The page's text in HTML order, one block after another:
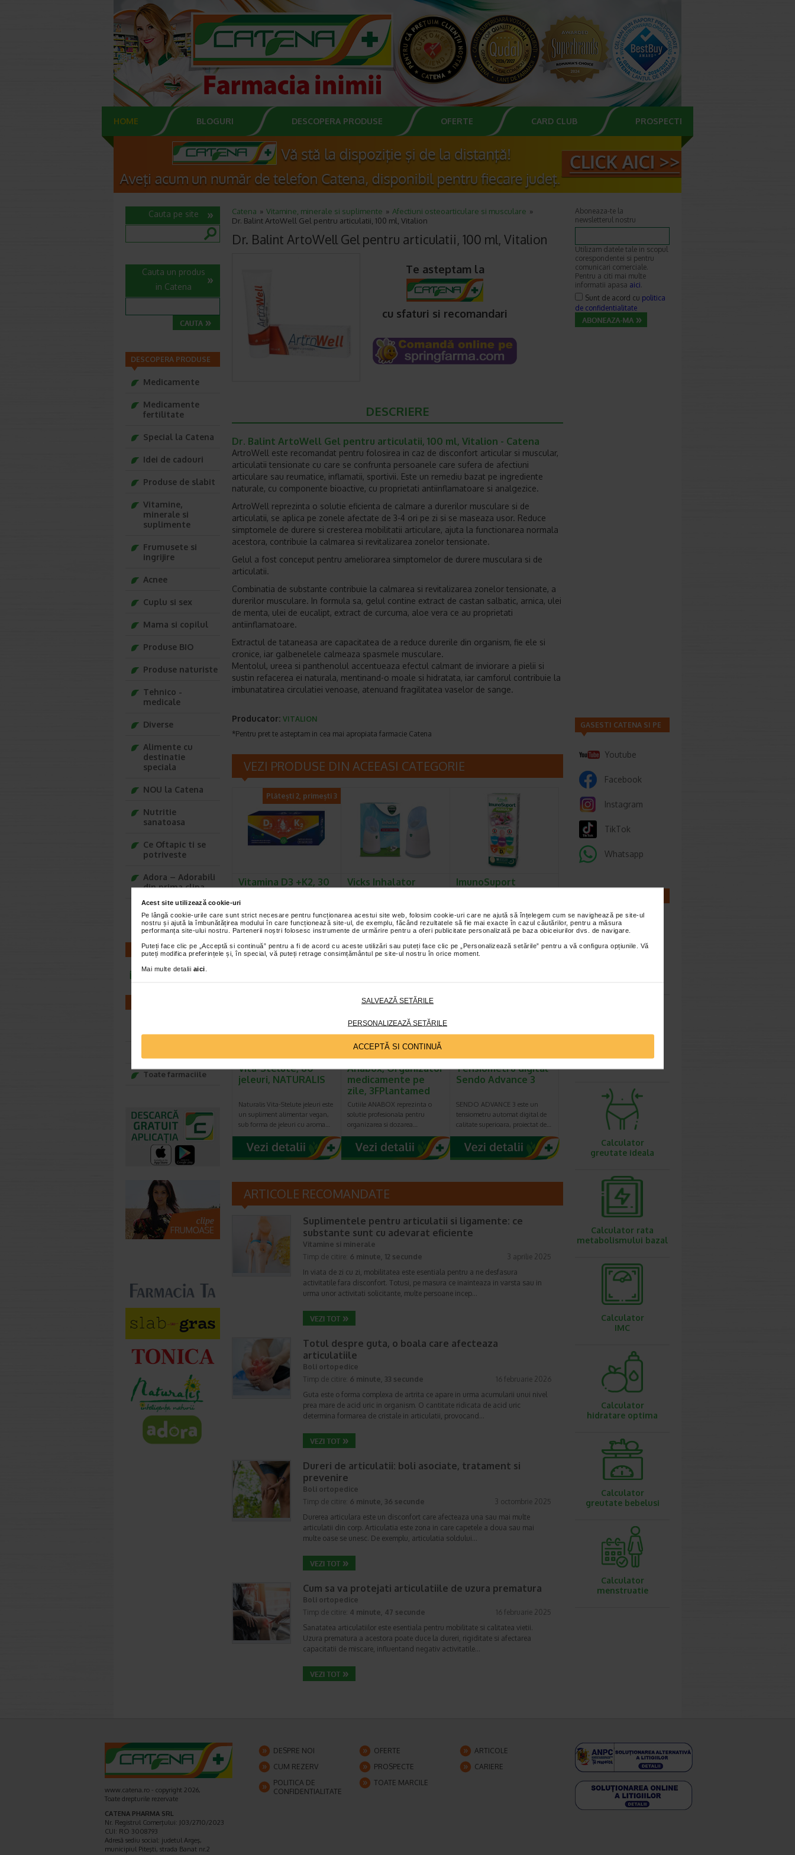
Acest site utilizează cookie-uri
Pe lângă cookie-urile care sunt strict necesare pentru funcționarea acestui site web, folosim cookie-uri care ne ajută să înțelegem cum se navighează pe site-ul
nostru și ajută la îmbunătățirea modului în care funcționează site-ul, de exemplu, făcând rezultatele să fie mai exacte în cazul căutărilor, pentru a măsura
performanța site-ului nostru. Partenerii noștri folosesc instrumente de urmărire pentru a oferi publicitate personalizată pe baza obiceiurilor dvs. de navigare.
Puteți face clic pe „Acceptă si continuă” pentru a fi de acord cu aceste utilizări sau puteți face clic pe „Personalizează setările” pentru a vă configura opțiunile. Vă
puteți modifica preferințele și, în special, vă puteți retrage consimțământul pe site-ul nostru în orice moment.
Mai multe detalii aici
SALVEAZĂ SETĂRILE
PERSONALIZEAZĂ SETĂRILE
ACCEPTĂ SI CONTINUĂ
HOME BLOGURI DESCOPERA PRODUSE OFERTE CARD CLUB PROSPECTE
Catena Vitamine, minerale si suplimente
Afectiuni osteoarticulare si musculare
Dr. Balint ArtoWell Gel pentru articulatii, 100 ml, Vitalion
Dr. Balint ArtoWell Gel pentru articulatii, 100 ml, Vitalion
Te asteptam la
cu sfaturi si recomandari
DESCRIERE
Dr. Balint ArtoWell Gel pentru articulatii, 100 ml, Vitalion - Catena
ArtroWell este recomandat pentru folosirea in caz de disconfort articular si muscular,
articulatii tensionate cu care se confrunta persoanele care sufera de afectiuni
articulare sau reumatice, inflamatii, sportivii. Este un remediu bazat pe ingrediente
naturale, cu componente bioactive, cu proprietati antiinflamatoare si analgezice.
ArtroWell reprezinta o solutie eficienta de calmare a durerilor musculare si de
articulatii, se aplica pe zonele afectate de 3-4 ori pe zi si se maseaza usor. Reduce
simptomele de durere si cresterea mobilitatii articulare, ajuta la functionarea normala
acestora, contribuie la calmarea si revitalizarea zonelor tensionate.
Gelul a fost conceput pentru ameliorarea simptomelor de durere musculara si de
articulatii.
Combinatia de substante contribuie la calmarea si revitalizarea zonelor tensionate, a
durerilor musculare. In formula sa, gelul contine extract de castan salbatic, arnica, ulei
de menta, ulei de eucalipt, extract de curcuma, aloe vera ce au proprietati
antiinflamatoare.
Extractul de tataneasa are capacitatea de a reduce durerile din organism, fie ele si
cronice, iar galbenelele calmeaza spasmele musculare.
Mentolul, ureea si panthenolul accentueaza efectul calmant de inviorare a pielii si
sustin refacerea ei naturala, mentinand-o moale si hidratata, iar camforul contribuie la
imbunatatirea circulatiei venoase, atenuand fragilitatea vaselor de sange.
Producator: VITALION
*Pentru pret te asteptam in cea mai apropiata farmacie Catena
VEZI PRODUSE DIN ACEEASI CATEGORIE
Plătești 2, primești 3
Vitamina D3 +K2, 30
NATURALIS
Naturalis Vitamina D3 + K2 este
un supliment alimentar care
Vicks Inhalator
Vicks Inhalator portabil cu abur
cald. Ideal pentru
ImunoSuport
Naturalis ImunoSuport Manuka
este un supliment alimentar sub
Vita-Stelute, 60
jeleuri, NATURALIS
Naturalis Vita-Stelute jeleuri este
un supliment alimentar vegan,
sub forma de jeleuri cu aroma…
Anabox, Organizator
medicamente pe
zile, 3FPlantamed
Cutiile ANABOX reprezinta o
solutie profesionala pentru
organizarea si dozarea…
Tensiometru digital
Sendo Advance 3
SENDO ADVANCE 3 este un
tensiometru automat digital de
calitate superioara, proiectat de…
ARTICOLE RECOMANDATE
Suplimentele pentru articulatii si ligamente: ce
substante sunt cu adevarat eficiente
Vitamine si minerale
Timp de citire: 6 minute, 12 secunde
3 aprilie 2025
In viata de zi cu zi, mobilitatea este esentiala pentru a ne desfasura
activitatile fara disconfort. Totusi, pe masura ce inainteaza in varsta sau in
urma unor activitati solicitante, multe persoane incep…
Totul despre guta, o boala care afecteaza
articulatiile
Boli ortopedice
Timp de citire: 6 minute, 33 secunde
16 februarie 2026
Guta este o forma complexa de artrita ce apare in urma acumularii unui nivel
prea mare de acid uric in organism. O cantitate ridicata de acid uric
determina formarea de cristale in articulatii, provocand…
Dureri de articulatii: boli asociate, tratament si
prevenire
Boli ortopedice
Timp de citire: 6 minute, 36 secunde
3 octombrie 2025
Durerea articulara este un disconfort care afecteaza una sau mai multe
articulatii din corp. Articulatia este zona in care capetele a doua sau mai
multe oase se unesc. De exemplu, articulatia soldului…
Cum sa va protejati articulatiile de uzura prematura
Boli ortopedice
Timp de citire: 4 minute, 47 secunde
16 februarie 2025
Sanatatea articulatiilor este esentiala pentru mobilitate si calitatea vietii.
Uzura prematura a acestora poate duce la dureri, rigiditate si afectarea
capacitatii de miscare, influentand negativ activitatile…
Cauta pe site
Cauta un produs
in Catena
DESCOPERA PRODUSE
Medicamente
Medicamente
fertilitate
Special la Catena
Idei de cadouri
Produse de slabit
Vitamine,
minerale si
suplimente
Frumusete si
ingrijire
Acnee
Cuplu si sex
Mama si copilul
Produse BIO
Produse naturiste
Tehnico -
medicale
Diverse
Alimente cu
destinatie
speciala
NOU la Catena
Nutritie
sanatoasa
Ce Oftapic ti se
potriveste
Adora – Adorabili
din prima clipa
Baylis&Harding
CONTACT
Toate farmaciile
Aboneaza-te la
newsletterul nostru
Utilizam datele tale in scopul
corespondentei si pentru
comunicari comerciale.
Pentru a citi mai multe
informatii apasa aici.
Sunt de acord cu politica
de confidentialitate
GASESTI CATENA SI PE
Youtube
Facebook
Instagram
TikTok
Whatsapp
Calculator
greutate ideala
Calculator rata
metabolismului bazal
Calculator
IMC
Calculator
hidratare optima
Calculator
greutate bebelusi
Calculator
menstruatie
www.catena.ro - copyright 2026,
Toate drepturile rezervate
CATENA PHARMA SRL
Nr. Registrul Comerţului: J03/2710/2023
CUI: RO 3008793
Adresă sediu social: judetul Argeş,
municipiul Piteşti, strada Banat nr.2
DESPRE NOI OFERTE
ARTICOLE
CUM REZERV
PROSPECTE
CARIERE
POLITICA DE
CONFIDENTIALITATE
TOATE MARCILE